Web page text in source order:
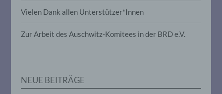
Vielen Dank allen Unterstützer*Innen
Zur Arbeit des Auschwitz-Komitees in der BRD e.V.
NEUE BEITRÄGE
e) Profiling
die darin besteht, dass diese
personenbezogenen Daten verwendet